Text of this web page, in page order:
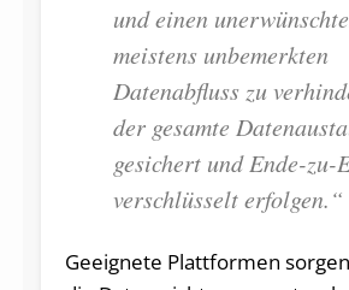
und einen
meistens unbemerkten
Datenabfluss zu
der gesamte
gesichert und Ende-zu-
verschlüsselt erfolgen.“
Geeignete Plattformen